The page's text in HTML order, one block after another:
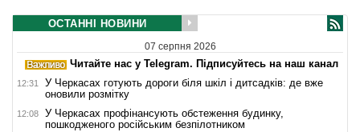
ОСТАННІ НОВИНИ
07 серпня 2026
Читайте нас у Telegram. Підписуйтесь на наш канал
12:31
У Черкасах готують дороги біля шкіл і дитсадків: де вже
оновили розмітку
12:08
У Черкасах профінансують обстеження будинку,
пошкодженого російським безпілотником